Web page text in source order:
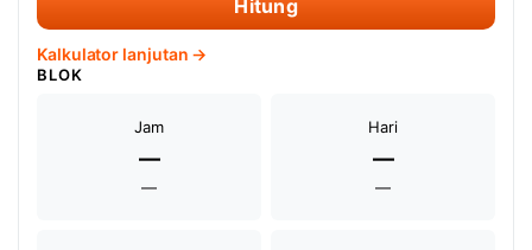
Hitung
Kalkulator lanjutan →
BLOK
Jam
—
—
Hari
—
—